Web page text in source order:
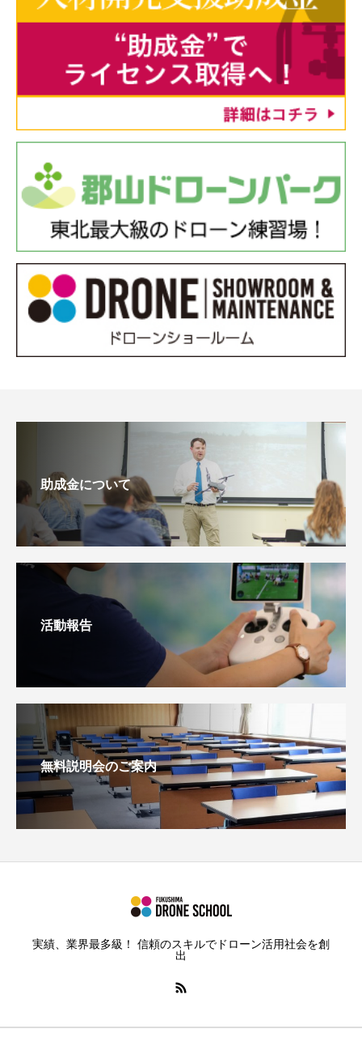
助成金について
活動報告
無料説明会のご案内
実績、業界最多級！ 信頼のスキルでドローン活用社会を創
出